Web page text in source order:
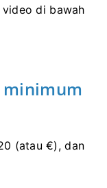
di bawah
minimum
(atau €), dan